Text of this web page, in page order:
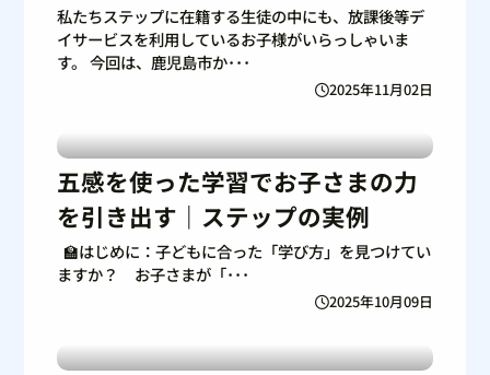
2025年11月02日
私たちステップに在籍する生徒の中にも、放課後等デ
イサービスを利用しているお子様がいらっしゃいま
す。 今回は、鹿児島市か･･･
五感を使った学習でお子さまの力
を引き出す｜ステップの実例
2025年10月09日
🏫はじめに：子どもに合った「学び方」を見つけてい
ますか？ お子さまが「･･･